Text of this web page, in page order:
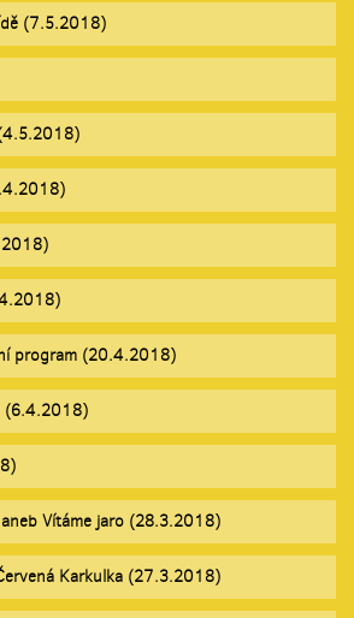
(7.5.2018)
program (20.4.2018)
(6.4.2018)
Vítáme jaro (28.3.2018)
Karkulka (27.3.2018)